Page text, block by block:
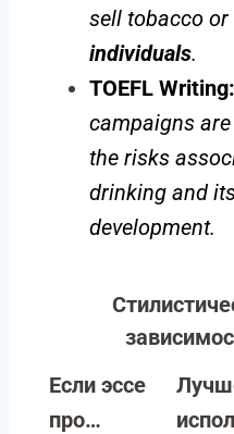
sell tobacco
individuals.
TOEFL Writing:
campaigns
the risks
drinking and
development.
Если эссе
про…